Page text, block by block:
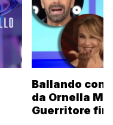
Ballando con
da Ornella
Guerritore